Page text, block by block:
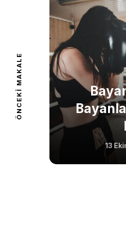
13
ÖNCEKI MAKALE